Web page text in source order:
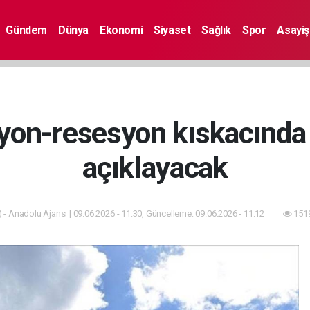
Gündem Dünya Ekonomi Siyaset Sağlık Spor Asayiş
resesyon kıskacında
açıklayacak
Anadolu Ajansı | 09.06.2026 - 11:30, Güncelleme: 09.06.2026 - 11:12